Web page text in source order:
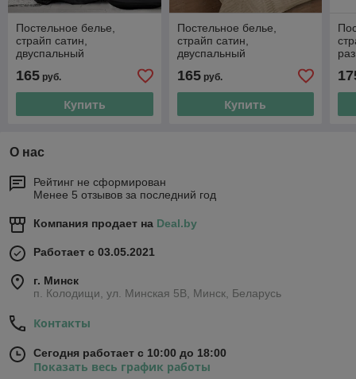
Постельное белье,
страйп сатин,
двуспальный
165 руб.
Купить
Постельное белье,
страйп сатин,
двуспальный
165руб.
Купить
О нас
Рейтинг не сформирован
Менее 5 отзывов за последний год
Компания продает на Deal.by
Работает с 03.05.2021
г. Минск
п. Колодищи, ул. Минская 5В, Минск, Беларусь
Контакты
Сегодня работает с 10:00 до 18:00
Показать весь график работы